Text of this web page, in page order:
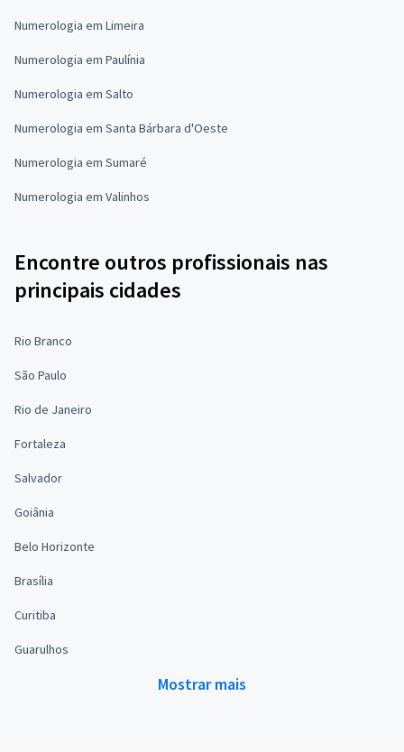
Numerologia em Limeira
Numerologia em Paulínia
Numerologia em Salto
Numerologia em Santa Bárbara d'Oeste
Numerologia em Sumaré
Numerologia em Valinhos
Encontre outros profissionais nas
principais cidades
Rio Branco
São Paulo
Rio de Janeiro
Fortaleza
Salvador
Goiânia
Belo Horizonte
Brasília
Curitiba
Guarulhos
Mostrar mais